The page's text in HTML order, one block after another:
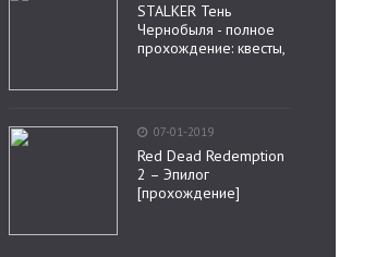
STALKER Тень
Чернобыля - полное
прохождение: квесты,
07-01-2019
Red Dead Redemption
2 – Эпилог
[прохождение]